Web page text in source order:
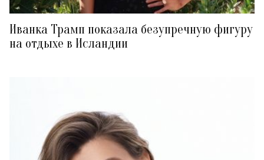
Иванка Трамп показала безупречную фигуру
на отдыхе в Исландии